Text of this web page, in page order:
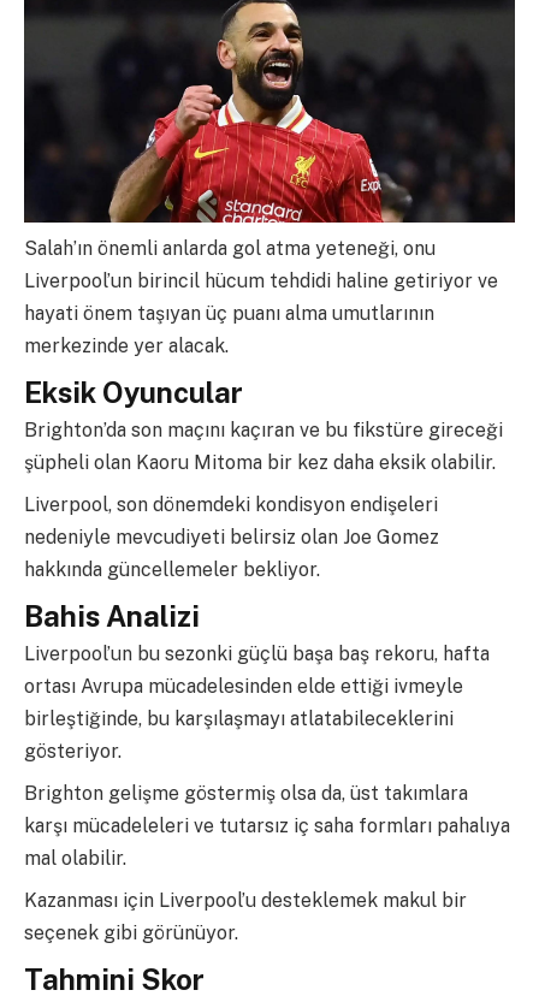
Salah’ın önemli anlarda gol atma yeteneği, onu
Liverpool’un birincil hücum tehdidi haline getiriyor ve
hayati önem taşıyan üç puanı alma umutlarının
merkezinde yer alacak.
Eksik Oyuncular
Brighton’da son maçını kaçıran ve bu fikstüre gireceği
şüpheli olan Kaoru Mitoma bir kez daha eksik olabilir.
Liverpool, son dönemdeki kondisyon endişeleri
nedeniyle mevcudiyeti belirsiz olan Joe Gomez
hakkında güncellemeler bekliyor.
Bahis Analizi
Liverpool’un bu sezonki güçlü başa baş rekoru, hafta
ortası Avrupa mücadelesinden elde ettiği ivmeyle
birleştiğinde, bu karşılaşmayı atlatabileceklerini
gösteriyor.
Brighton gelişme göstermiş olsa da, üst takımlara
karşı mücadeleleri ve tutarsız iç saha formları pahalıya
mal olabilir.
Kazanması için Liverpool’u desteklemek makul bir
seçenek gibi görünüyor.
Tahmini Skor